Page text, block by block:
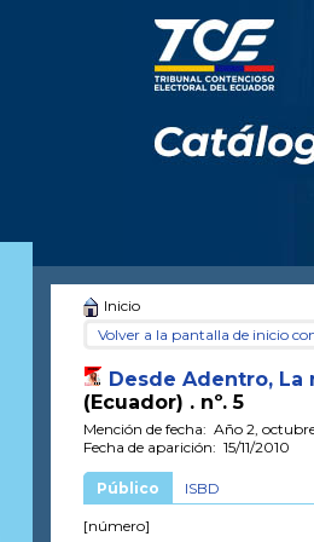
Inicio
Volver a la pantalla de inicio
Desde Adentro,
(Ecuador) . nº. 5
Mención de fecha: Año 2,
Fecha de aparición: 15/11/2010
Público ISBD
[número]